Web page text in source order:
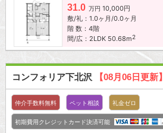
31.0 万円 10,000円
敷/礼：1.0ヶ月/0.0ヶ月
階 数：4階
間/広：2LDK 50.68m2
コンフォリア下北沢 【08月06日更新】
仲介手数料無料 ペット相談 礼金ゼロ
初期費用クレジットカード決済可能